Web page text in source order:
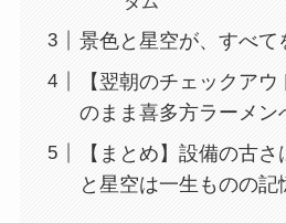
景色と星空が、すべて
【翌朝のチェックア
のまま喜多方ラーメン
【まとめ】設備の古
と星空は一生ものの記